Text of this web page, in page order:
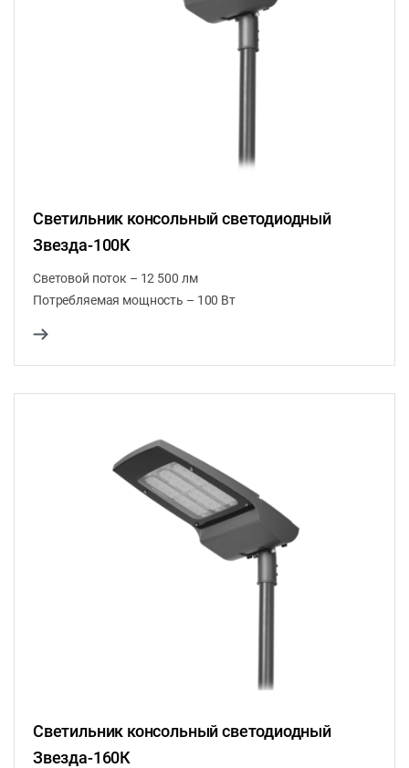
Светильник консольный светодиодный
Звезда-100К
Световой поток – 12 500 лм
Потребляемая мощность – 100 Вт
Светильник консольный светодиодный
Звезда-160К